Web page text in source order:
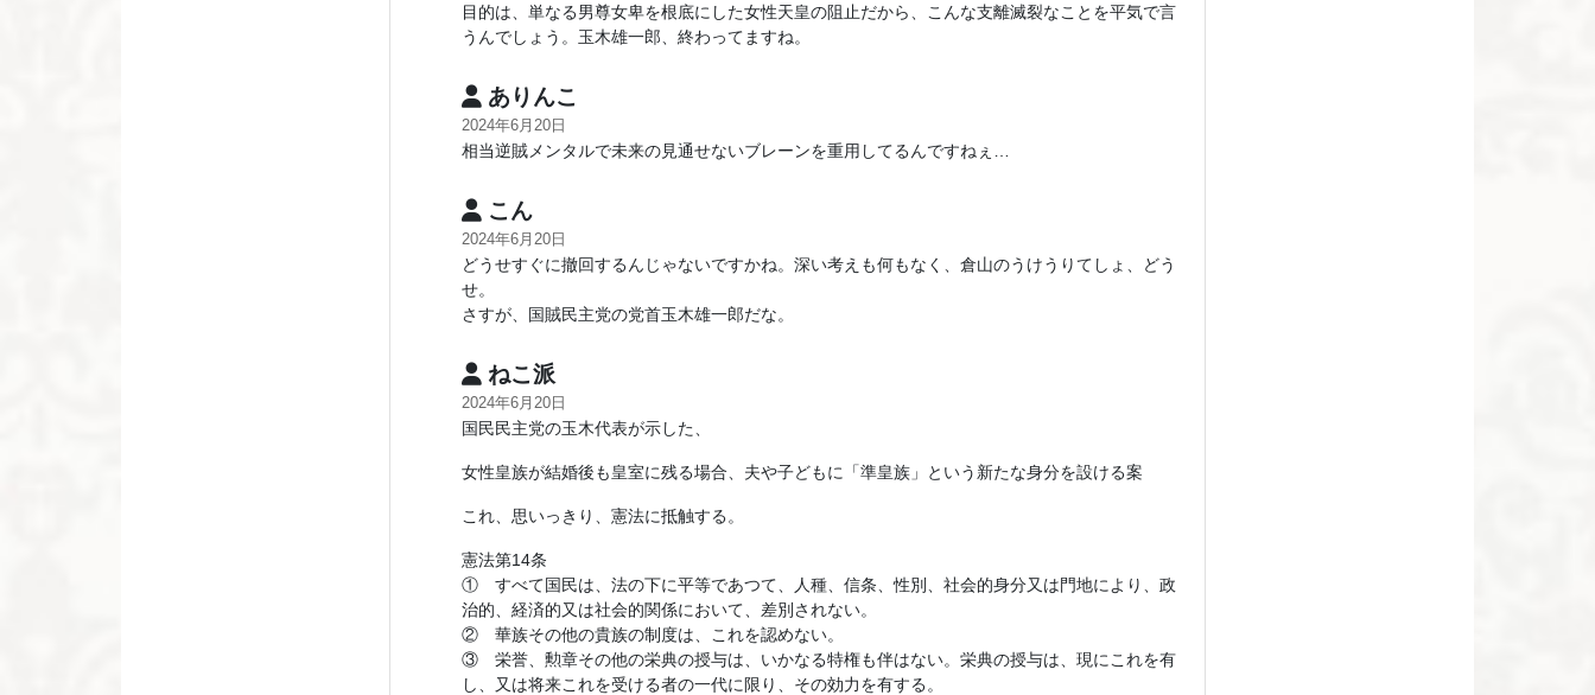
目的は、単なる男尊女卑を根底にした女性天皇の阻止だから、こんな支離滅裂なことを平気で言
うんでしょう。玉木雄一郎、終わってますね。
ありんこ
2024年6月20日
相当逆賊メンタルで未来の見通せないブレーンを重用してるんですねぇ…
こん
2024年6月20日
どうせすぐに撤回するんじゃないですかね。深い考えも何もなく、倉山のうけうりてしょ、どう
せ。
さすが、国賊民主党の党首玉木雄一郎だな。
ねこ派
2024年6月20日
国民民主党の玉木代表が示した、
女性皇族が結婚後も皇室に残る場合、夫や子どもに「準皇族」という新たな身分を設ける案
これ、思いっきり、憲法に抵触する。
憲法第14条
① すべて国民は、法の下に平等であつて、人種、信条、性別、社会的身分又は門地により、政
治的、経済的又は社会的関係において、差別されない。
② 華族その他の貴族の制度は、これを認めない。
③ 栄誉、勲章その他の栄典の授与は、いかなる特権も伴はない。栄典の授与は、現にこれを有
し、又は将来これを受ける者の一代に限り、その効力を有する。